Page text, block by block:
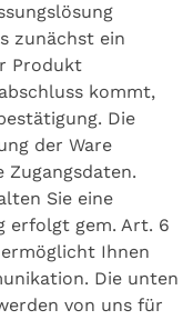
zunächst ein
Produkt
kommt,
Die
der Ware
Sie eine
erfolgt gem. Art. 6
ermöglicht Ihnen
Die unten
von uns für